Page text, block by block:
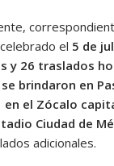
el 5 de
y 26 traslados
brindaron en
en el Zócalo
Ciudad de
adicionales.